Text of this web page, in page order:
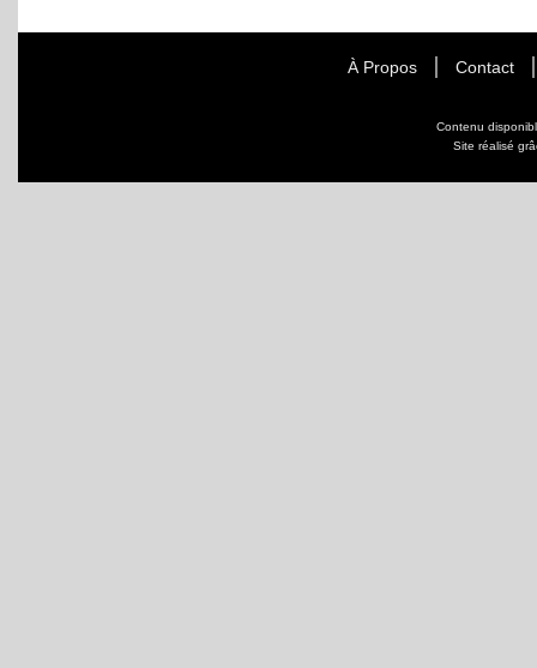
À Propos Contact
Contenu
Site réalisé